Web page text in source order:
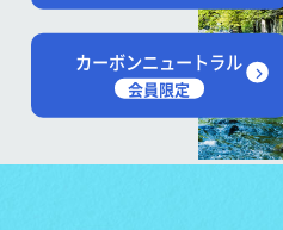
カーボンニュートラル
会員限定